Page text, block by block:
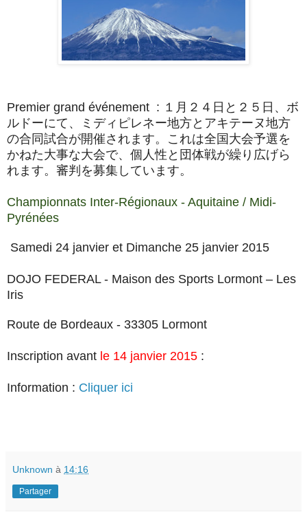
Premier grand événement : １月２４日と２５日、ボ
ルドーにて、ミディピレネー地方とアキテーヌ地方
の合同試合が開催されます。これは全国大会予選を
かねた大事な大会で、個人性と団体戦が繰り広げら
れます。審判を募集しています。
Championnats Inter-Régionaux - Aquitaine / Midi-
Pyrénées
Samedi 24 janvier et Dimanche 25 janvier 2015
DOJO FEDERAL - Maison des Sports Lormont – Les
Iris
Route de Bordeaux - 33305 Lormont
Inscription avant le 14 janvier 2015 :
Information : Cliquer ici
Unknown à 14:16
Partager